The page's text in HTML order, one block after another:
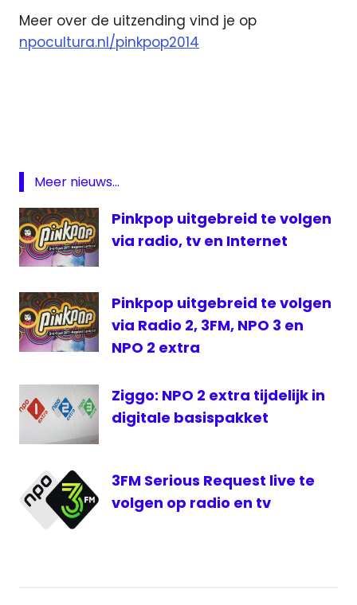
Meer over de uitzending vind je op
npocultura.nl/pinkpop2014
live
NPO
Cultura
live
Pinkpop
Pinkpop
live
Pinkpop
op
televisie
Meer nieuws...
Pinkpop uitgebreid te volgen
via radio, tv en Internet
Pinkpop uitgebreid te volgen
via Radio 2, 3FM, NPO 3 en
NPO 2 extra
Ziggo: NPO 2 extra tijdelijk in
digitale basispakket
3FM Serious Request live te
volgen op radio en tv